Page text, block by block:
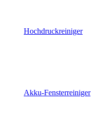
Hochdruckreiniger
Akku-Fensterreiniger